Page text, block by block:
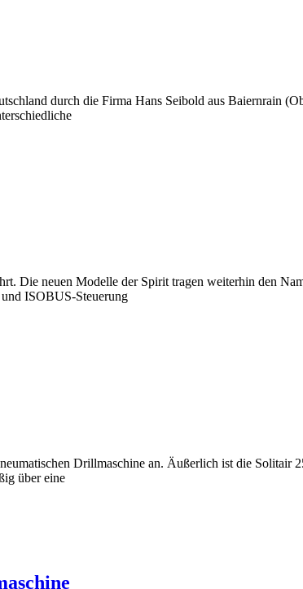
durch die Firma Hans Seibold aus Baiernrain
Die neuen Modelle der Spirit tragen weiterhin den
ISOBUS-Steuerung
Drillmaschine an. Äußerlich ist die Solitair
über eine